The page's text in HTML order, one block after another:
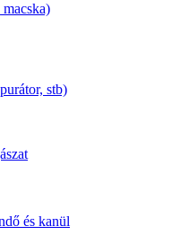
stb)
és kanül